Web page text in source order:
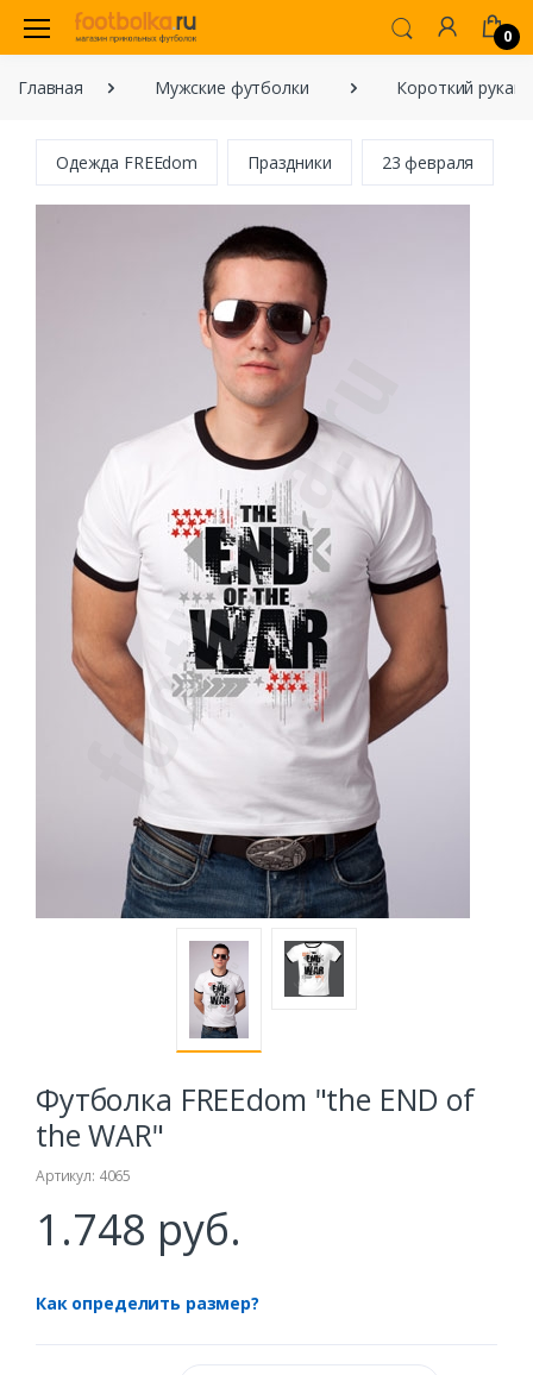
0
Главная Мужские футболки Короткий рукав
Одежда FREEdom Праздники 23 февраля
Футболка FREEdom "the END of
the WAR"
Артикул: 4065
1.748 руб.
Как определить размер?